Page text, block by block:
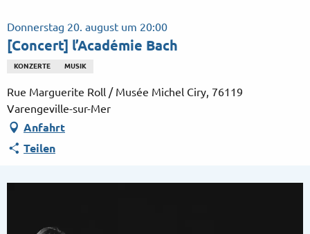
au
contenu
Donnerstag 20. august um 20:00
[Concert] l’Académie Bach
KONZERTE MUSIK
Rue Marguerite Roll / Musée Michel Ciry, 76119
Varengeville-sur-Mer
Anfahrt
Teilen